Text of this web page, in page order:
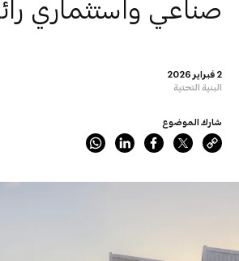
2 فبراير 2026
البنية التحتية
صناعي واستثماري
شارك الموضوع